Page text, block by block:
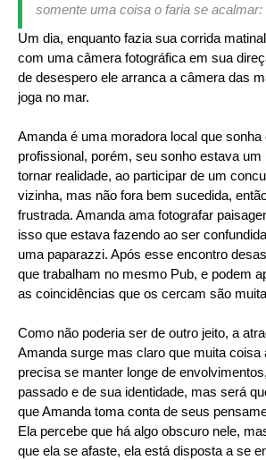
somente uma coisa o faria se acalmar:
Um dia, enquanto fazia sua corrida
com uma câmera fotográfica em sua
de desespero ele arranca a câmera das
joga no mar.
Amanda é uma moradora local que sonha
profissional, porém, seu sonho estava um
tornar realidade, ao participar de um
vizinha, mas não fora bem sucedida,
frustrada. Amanda ama fotografar
isso que estava fazendo ao ser
uma paparazzi. Após esse encontro
que trabalham no mesmo Pub, e podem
as coincidências que os cercam são
Como não poderia ser de outro jeito, a
Amanda surge mas claro que muita coisa
precisa se manter longe de
passado e de sua identidade, mas será
que Amanda toma conta de seus
Ela percebe que há algo obscuro nele,
que ela se afaste, ela está disposta a se